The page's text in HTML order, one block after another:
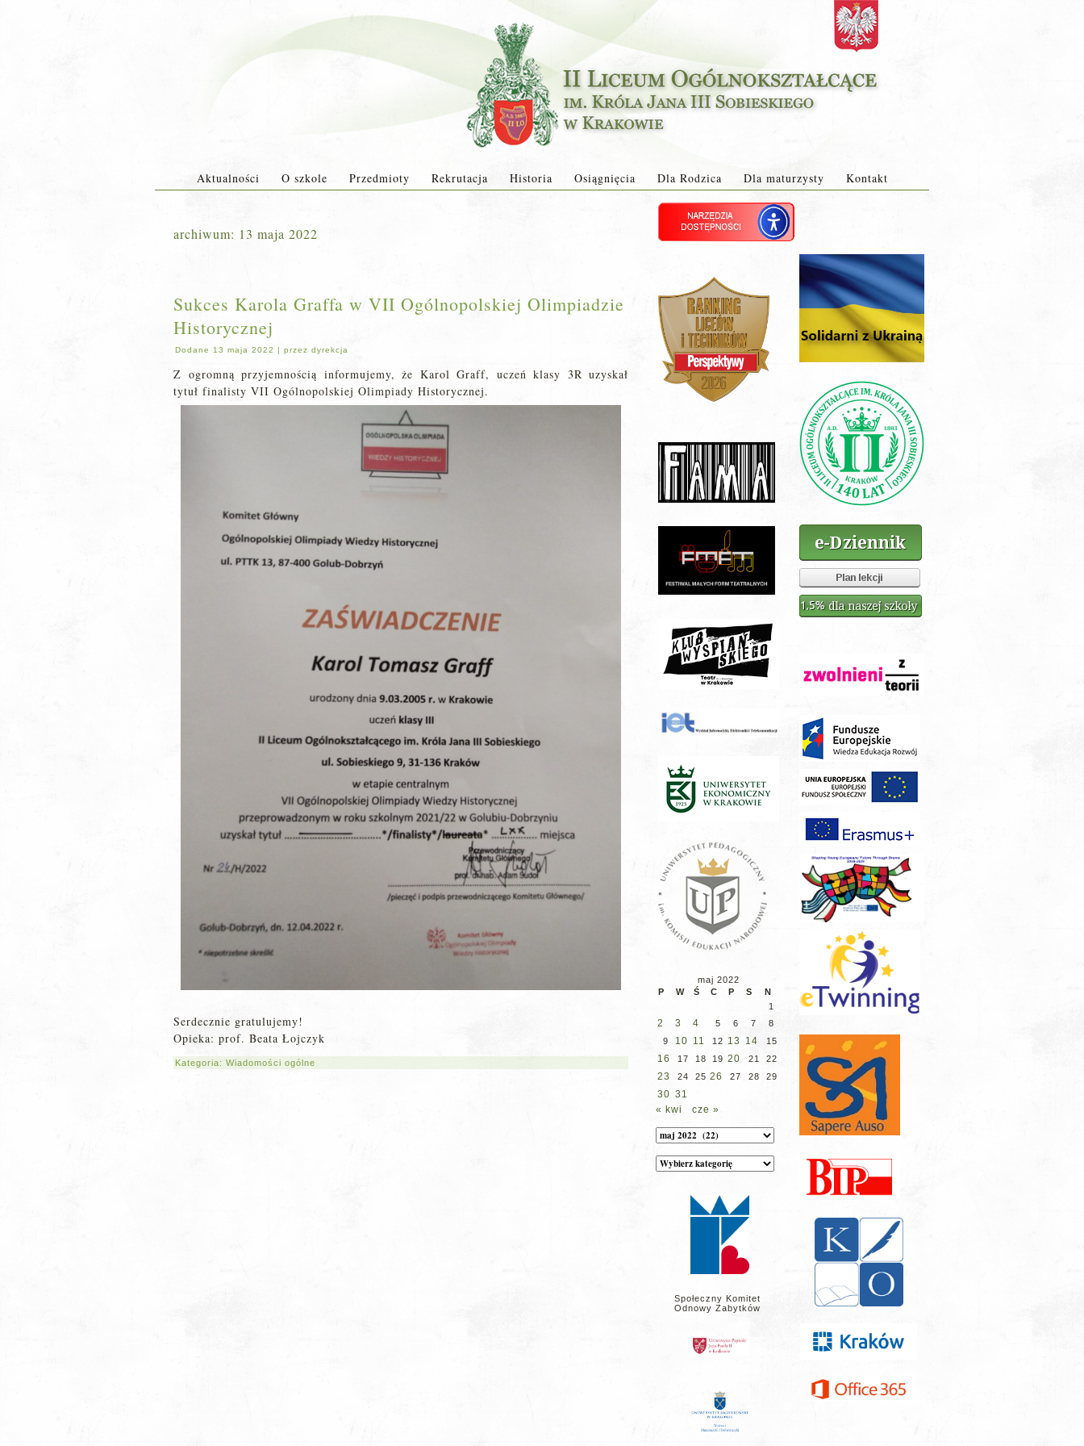
Aktualności O szkole Przedmioty Rekrutacja Historia Osiągnięcia Dla Rodzica Dla maturzysty Kontakt
archiwum: 13 maja 2022
Sukces Karola Graffa w VII Ogólnopolskiej Olimpiadzie
Historycznej
Dodane 13 maja 2022 | przez dyrekcja
Z ogromną przyjemnością informujemy, że Karol Graff, uczeń klasy 3R uzyskał
tytuł finalisty VII Ogólnopolskiej Olimpiady Historycznej.
Serdecznie gratulujemy!
Opieka: prof. Beata Łojczyk
Kategoria: Wiadomości ogólne
maj 2022
P
W Ś C P S
N
1
2 3 4 5 6 7
8
9
10 11 12 13 14 15
16 17 18 19 20 21 22
23 24 25 26 27 28 29
30 31
« kwi
cze »
Archiwum
Kategorie
wpisów
Społeczny Komitet
Odnowy Zabytków